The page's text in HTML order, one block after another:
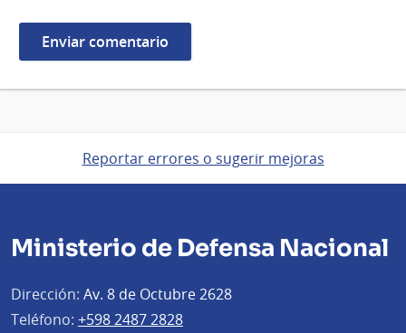
Reportar errores o sugerir mejoras
Ministerio de Defensa Nacional
Dirección: Av. 8 de Octubre 2628
Teléfono: +598 2487 2828